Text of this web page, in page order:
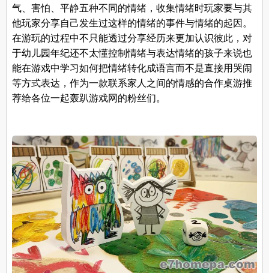
气、害怕、平静五种不同的情绪，收集情绪时玩家要与其
他玩家分享自己发生过这样的情绪的事件与情绪的起因。
在游玩的过程中不只能透过分享经历来更加认识彼此，对
于幼儿园年纪还不太懂控制情绪与表达情绪的孩子来说也
能在游戏中学习如何把情绪转化成语言而不是直接用哭闹
等方式表达，作为一款联系家人之间的情感的合作桌游推
荐给各位一起轰趴游戏网的粉丝们。